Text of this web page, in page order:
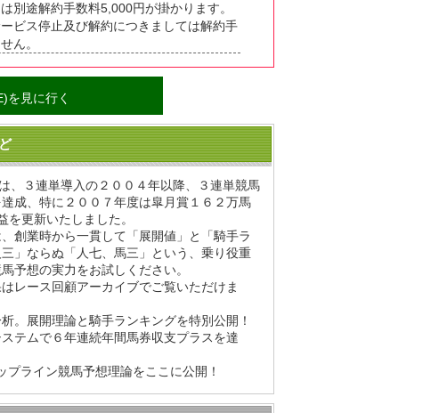
別途解約手数料5,000円が掛かります。
ビス停止及び解約につきましては解約手
ん。
を見に行く
、３連単導入の２００４年以降、３連単競馬
成、特に２００７年度は皐月賞１６２万馬
更新いたしました。
創業時から一貫して「展開値」と「騎手ラ
」ならぬ「人七、馬三」という、乗り役重
予想の実力をお試しください。
レース回顧アーカイブでご覧いただけま
。展開理論と騎手ランキングを特別公開！
テムで６年連続年間馬券収支プラスを達
ライン競馬予想理論をここに公開！